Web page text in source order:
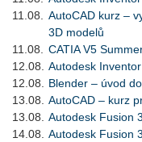
11.08.
AutoCAD kurz –
3D modelů
11.08.
CATIA V5
12.08.
Autodesk
12.08.
Blender – úvod
13.08.
AutoCAD – kurz
13.08.
Autodesk Fusion
14.08.
Autodesk Fusion